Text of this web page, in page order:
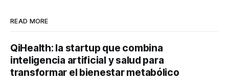
READ MORE
QiHealth: la startup que combina
inteligencia artificial y salud para
transformar el bienestar metabólico